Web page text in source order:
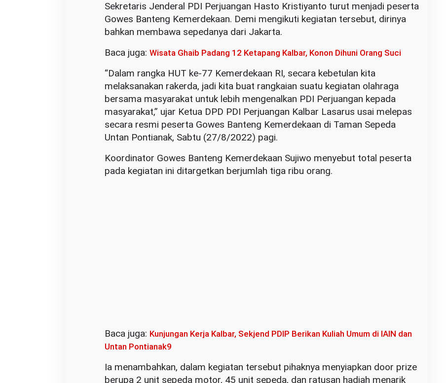
Sekretaris Jenderal PDI Perjuangan Hasto Kristiyanto turut menjadi peserta
Gowes Banteng Kemerdekaan. Demi mengikuti kegiatan tersebut, dirinya
bahkan membawa sepedanya dari Jakarta.
Baca juga: Wisata Ghaib Padang 12 Ketapang Kalbar, Konon Dihuni Orang Suci
“Dalam rangka HUT ke-77 Kemerdekaan RI, secara kebetulan kita
melaksanakan rakerda, jadi kita buat rangkaian suatu kegiatan olahraga
bersama masyarakat untuk lebih mengenalkan PDI Perjuangan kepada
masyarakat,” ujar Ketua DPD PDI Perjuangan Kalbar Lasarus usai melepas
secara resmi peserta Gowes Banteng Kemerdekaan di Taman Sepeda
Untan Pontianak, Sabtu (27/8/2022) pagi.
Koordinator Gowes Banteng Kemerdekaan Sujiwo menyebut total peserta
pada kegiatan ini ditargetkan berjumlah tiga ribu orang.
Baca juga: Kunjungan Kerja Kalbar, Sekjend PDIP Berikan Kuliah Umum di IAIN dan
Untan Pontianak9
Ia menambahkan, dalam kegiatan tersebut pihaknya menyiapkan door prize
berupa 2 unit sepeda motor, 45 unit sepeda, dan ratusan hadiah menarik